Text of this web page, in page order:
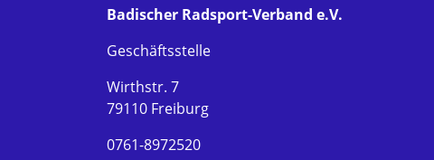
Badischer Radsport-Verband e.V.
Geschäftsstelle
Wirthstr. 7
79110 Freiburg
0761-8972520